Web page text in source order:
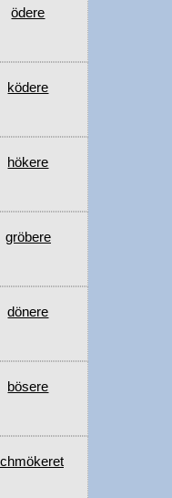
ödere
ködere
hökere
gröbere
dönere
bösere